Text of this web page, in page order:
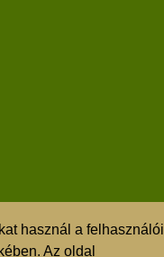
használ a felhasználói
Az oldal